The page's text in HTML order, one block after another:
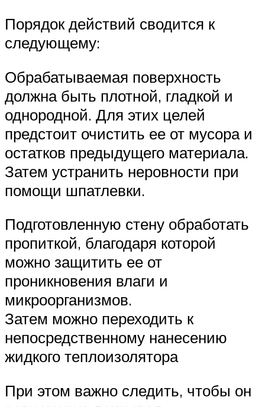
Порядок действий сводится к
следующему:
Обрабатываемая поверхность
должна быть плотной, гладкой и
однородной. Для этих целей
предстоит очистить ее от мусора и
остатков предыдущего материала.
Затем устранить неровности при
помощи шпатлевки.
Подготовленную стену обработать
пропиткой, благодаря которой
можно защитить ее от
проникновения влаги и
микроорганизмов.
Затем можно переходить к
непосредственному нанесению
жидкого теплоизолятора
При этом важно следить, чтобы он